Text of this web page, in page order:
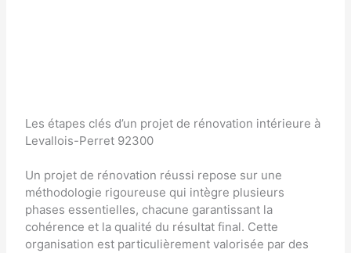
Les étapes clés d’un projet de rénovation intérieure à
Levallois-Perret 92300
Un projet de rénovation réussi repose sur une
méthodologie rigoureuse qui intègre plusieurs
phases essentielles, chacune garantissant la
cohérence et la qualité du résultat final. Cette
organisation est particulièrement valorisée par des